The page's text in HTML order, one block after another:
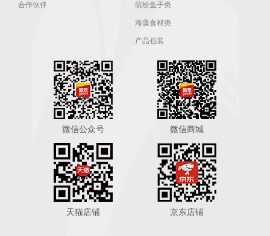
合作伙伴 缤纷鱼子类
海藻食材类
产品包装
微信公众号 微信商城
天猫店铺 京东店铺